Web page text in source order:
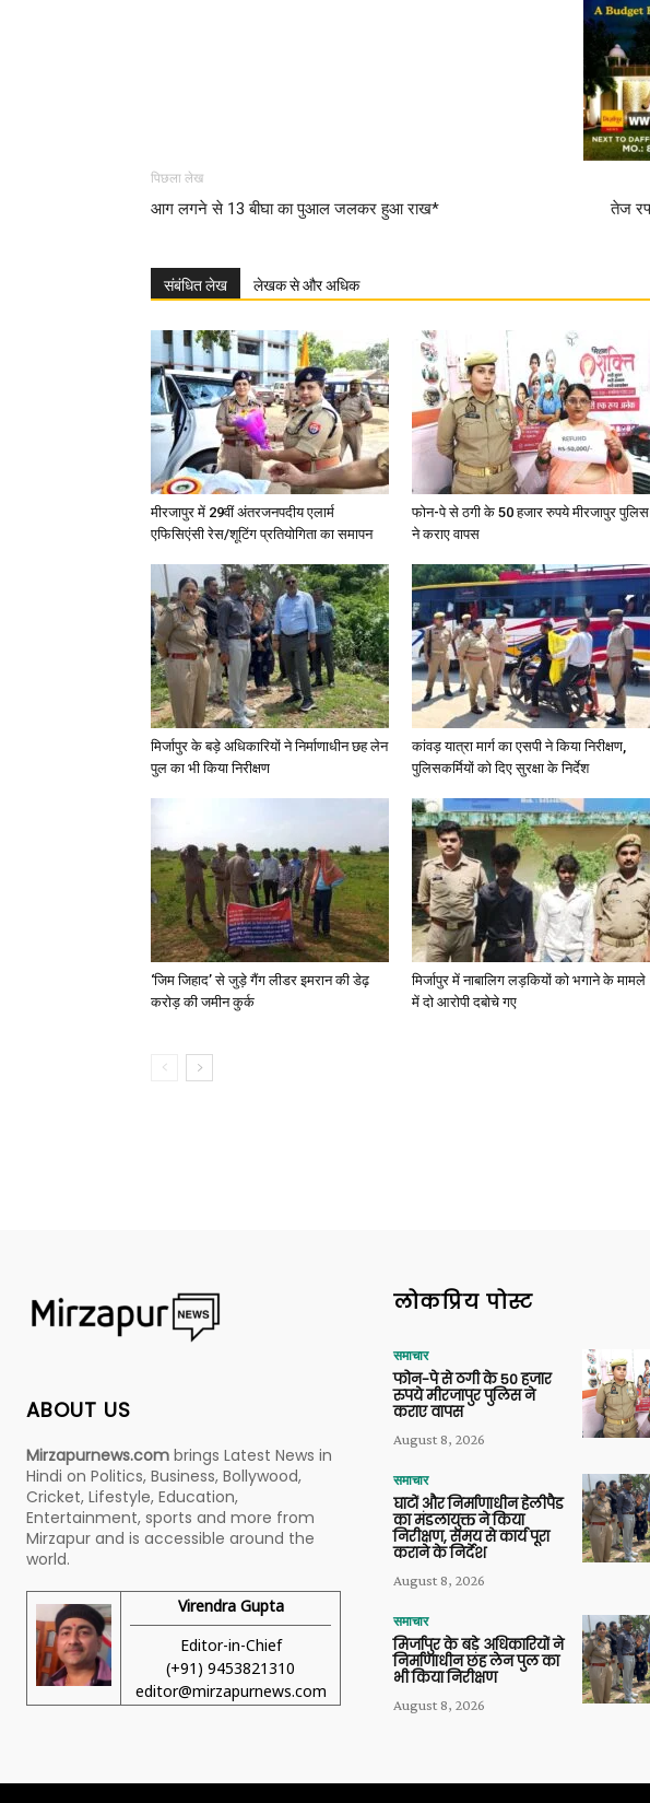
पिछला लेख
आग लगने से 13 बीघा का पुआल जलकर हुआ राख* तेज
संबंधित लेख लेखक से और अधिक
मीरजापुर में 29वीं अंतरजनपदीय एलार्म
एफिसिएंसी रेस/शूटिंग प्रतियोगिता का समापन
फोन-पे से ठगी के 50 हजार रुपये मीरजापुर पुलिस
ने कराए वापस
मिर्जापुर के बड़े अधिकारियों ने निर्माणाधीन छह लेन
पुल का भी किया निरीक्षण
कांवड़ यात्रा मार्ग का एसपी ने किया निरीक्षण,
पुलिसकर्मियों को दिए सुरक्षा के निर्देश
‘जिम जिहाद’ से जुड़े गैंग लीडर इमरान की डेढ़
करोड़ की जमीन कुर्क
मिर्जापुर में नाबालिग लड़कियों को भगाने के मामले
में दो आरोपी दबोचे गए
ABOUT US
Mirzapurnews.com brings Latest News in
Hindi on Politics, Business, Bollywood,
Cricket, Lifestyle, Education,
Entertainment, sports and more from
Mirzapur and is accessible around the
world.
Virendra Gupta
Editor-in-Chief
(+91) 9453821310
editor@mirzapurnews.com
लोकप्रिय पोस्ट
समाचार
फोन-पे से ठगी के 50 हजार
रुपये मीरजापुर पुलिस ने
कराए वापस
August 8, 2026
समाचार
घाटों और निर्माणाधीन हेलीपैड
का मंडलायुक्त ने किया
निरीक्षण, समय से कार्य पूरा
कराने के निर्देश
August 8, 2026
समाचार
मिर्जापुर के बड़े अधिकारियों ने
निर्माणाधीन छह लेन पुल का
भी किया निरीक्षण
August 8, 2026